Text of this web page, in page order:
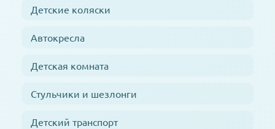
Детские коляски
Автокресла
Детская комната
Стульчики и шезлонги
Детский транспорт